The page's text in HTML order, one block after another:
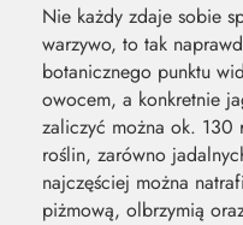
Nie każdy zdaje sobie
warzywo, to tak
botanicznego punktu
owocem, a konkretnie
zaliczyć można ok.
roślin, zarówno
najczęściej można
piżmową, olbrzymią